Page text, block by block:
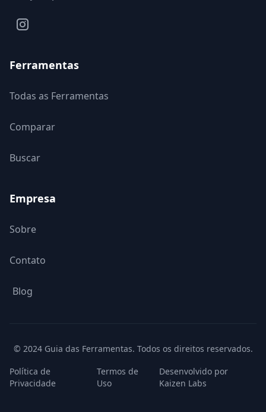
Ferramentas
Todas as Ferramentas
Comparar
Buscar
Empresa
Sobre
Contato
Blog
© 2024 Guia das Ferramentas. Todos os direitos reservados.
Política de
Privacidade
Termos de
Uso
Desenvolvido por
Kaizen Labs